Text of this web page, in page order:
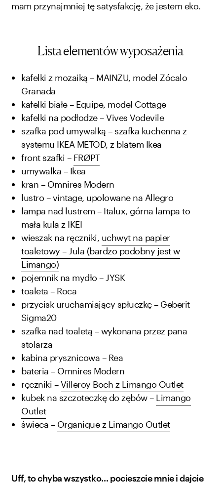
mam przynajmniej tę satysfakcję, że jestem eko.
Lista elementów wyposażenia
kafelki z mozaiką – MAINZU, model Zócalo
Granada
kafelki białe – Equipe, model Cottage
kafelki na podłodze – Vives Vodevile
szafka pod umywalką – szafka kuchenna z
systemu IKEA METOD, z blatem Ikea
front szafki – FRØPT
umywalka – Ikea
kran – Omnires Modern
lustro – vintage, upolowane na Allegro
lampa nad lustrem – Italux, górna lampa to
mała kula z IKEI
wieszak na ręczniki, uchwyt na papier
toaletowy – Jula (bardzo podobny jest w
Limango)
pojemnik na mydło – JYSK
toaleta – Roca
przycisk uruchamiający spłuczkę – Geberit
Sigma20
szafka nad toaletą – wykonana przez pana
stolarza
kabina prysznicowa – Rea
bateria – Omnires Modern
ręczniki –Villeroy Boch z Limango Outlet
kubek na szczoteczkę do zębów – Limango
Outlet
świeca – Organique z Limango Outlet
Uff, to chyba wszystko… pocieszcie mnie i dajcie